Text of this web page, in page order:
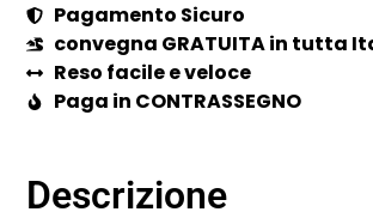
Pagamento Sicuro
convegna GRATUITA in tutta
Reso facile e veloce
Paga in CONTRASSEGNO
Descrizione